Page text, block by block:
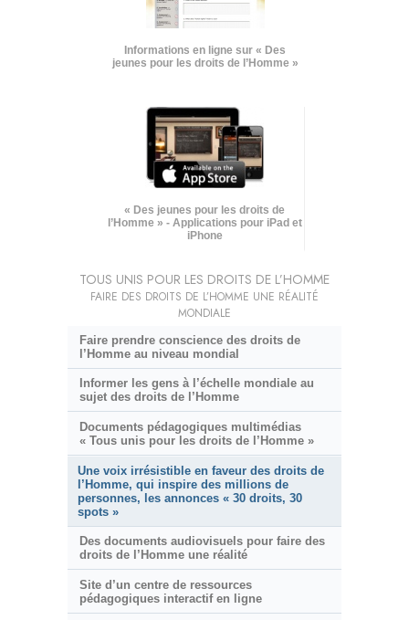
Informations en ligne sur « Des
jeunes pour les droits de l’Homme »
« Des jeunes pour les droits de
l’Homme » - Applications pour iPad et
iPhone
TOUS UNIS POUR LES DROITS DE L’HOMME
FAIRE DES DROITS DE L’HOMME UNE RÉALITÉ
MONDIALE
Faire prendre conscience des droits de
l’Homme au niveau mondial
Informer les gens à l’échelle mondiale au
sujet des droits de l’Homme
Documents pédagogiques multimédias
« Tous unis pour les droits de l’Homme »
Une voix irrésistible en faveur des droits de
l’Homme, qui inspire des millions de
personnes, les annonces « 30 droits, 30
spots »
Des documents audiovisuels pour faire des
droits de l’Homme une réalité
Site d’un centre de ressources
pédagogiques interactif en ligne